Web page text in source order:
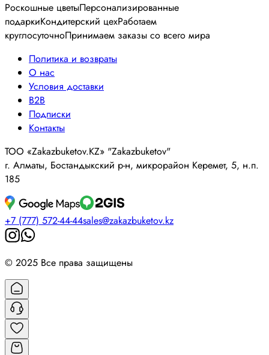
Роскошные цветыПерсонализированные
подаркиКондитерский цехРаботаем
круглосуточноПринимаем заказы со всего мира
Политика и возвраты
О нас
Условия доставки
B2B
Подписки
Контакты
ТОО «Zakazbuketov.KZ» "Zakazbuketov"
г. Алматы, Бостандыкский р-н, микрорайон Керемет, 5, н.п.
185
+7 (777) 572-44-44sales@zakazbuketov.kz
© 2025 Все права защищены